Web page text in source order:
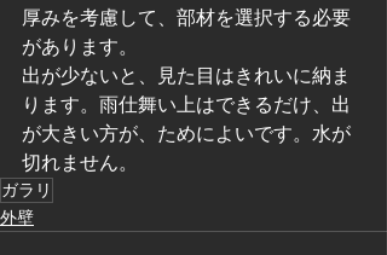
厚みを考慮して、部材を選択する必要
があります。
出が少ないと、見た目はきれいに納ま
ります。雨仕舞い上はできるだけ、出
が大きい方が、ためによいです。水が
切れません。
ガラリ
外壁